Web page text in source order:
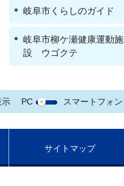
岐阜市くらしのガイド
岐阜市柳ケ瀬健康運動施
設 ウゴクテ
示 PC スマートフォン
サイトマップ